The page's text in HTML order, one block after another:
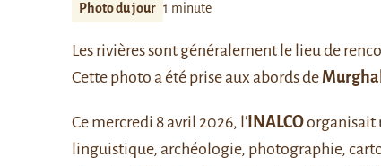
Photo du jour 1 minute
Les rivières sont généralement le lieu de
Cette photo a été prise aux abords de
Ce mercredi 8 avril 2026, l’INALCOorganisait
linguistique, archéologie, photographie,